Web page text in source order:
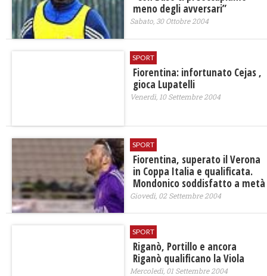
meno degli avversari”
Sabato, 30 Ottobre 2004
SPORT
Fiorentina: infortunato Cejas ,
gioca Lupatelli
Venerdì, 10 Settembre 2004
SPORT
Fiorentina, superato il Verona
in Coppa Italia e qualificata.
Mondonico soddisfatto a metà
Giovedì, 02 Settembre 2004
SPORT
Riganò, Portillo e ancora
Riganò qualificano la Viola
Mercoledì, 01 Settembre 2004